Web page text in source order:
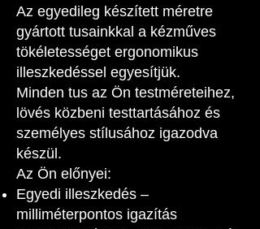
Az egyedileg készített méretre
gyártott tusainkkal a kézműves
tökéletességet ergonomikus
illeszkedéssel egyesítjük.
Minden tus az Ön testméreteihez,
lövés közbeni testtartásához és
személyes stílusához igazodva
készül.
Az Ön előnyei:
Egyedi illeszkedés –
milliméterpontos igazítás